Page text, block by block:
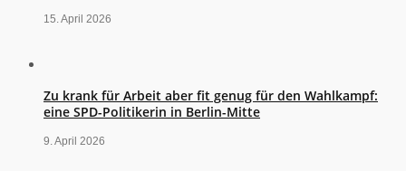
15. April 2026
Zu krank für Arbeit aber fit genug für den Wahlkampf:
eine SPD-Politikerin in Berlin-Mitte
9. April 2026